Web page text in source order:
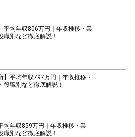
平均年収806万円｜年収推移・業
職別など徹底解説！
】平均年収797万円｜年収推移・
役職別など徹底解説！
均年収859万円｜年収推移・業
職別など徹底解説！